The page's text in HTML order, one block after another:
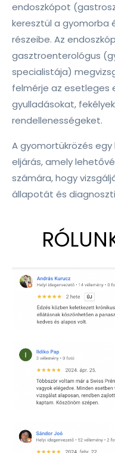
endoszkópot
keresztül a gyomorba
részeibe. Az
gasztroenterológus
specialistája)
felmérje az esetleges
gyulladásokat,
rendellenességeket.
A gyomortükrözés
eljárás, amely
számára, hogy
állapotát és